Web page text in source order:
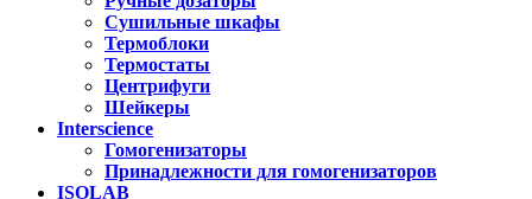
Сушильные шкафы
Термоблоки
Термостаты
Центрифуги
Шейкеры
Interscience
Гомогенизаторы
Принадлежности для гомогенизаторов
ISOLAB